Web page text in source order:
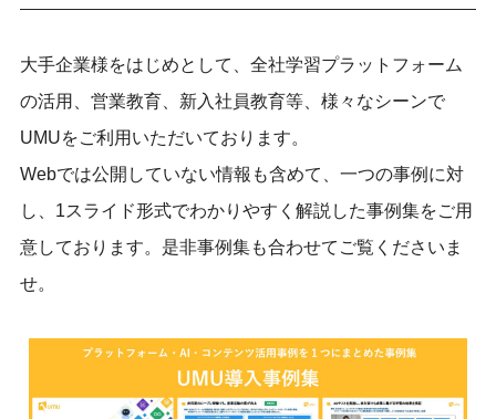
大手企業様をはじめとして、全社学習プラットフォーム
の活用、営業教育、新入社員教育等、様々なシーンで
UMUをご利用いただいております。
Webでは公開していない情報も含めて、一つの事例に対
し、1スライド形式でわかりやすく解説した事例集をご用
意しております。是非事例集も合わせてご覧くださいま
せ。